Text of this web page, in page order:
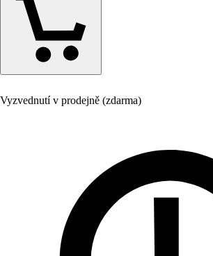
Vyzvednutí v prodejně (zdarma)